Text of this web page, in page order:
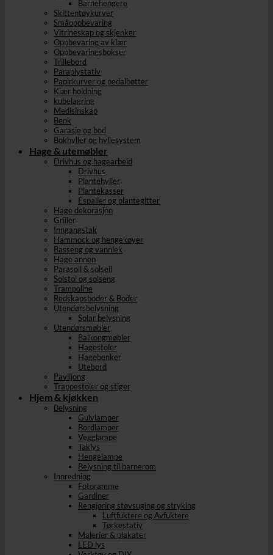
Barnehengere
Skittentøykurver
Småoppbevaring
Vitrineskap og skjenker
Oppbevaring av klær
Oppbevaringsbokser
Trillebord
Paraplystativ
Papirkurver og pedalbøtter
Klær holdning
kubelagring
Medisinskap
Benk
Garasje og bod
Bokhyller og hyllesystem
Hage & utemøbler
Drivhus og hagearbeid
Drivhus
Plantehyller
Plantekasser
Espalier og plantegitter
Hage dekorasjon
Griller
Inngangstak
Hammock og hengekøyer
Basseng og vannlek
Hage annen
Parasoll & solseil
Solstol og solseng
Trampoline
Redskapsboder & Boder
Utendørsbelysning
Solar belysning
Utendørsmøbler
Balkongmøbler
Hagestoler
Hagebenker
Utebord
Paviljong
Trappestoler og stiger
Hjem & kjøkken
Belysning
Gulvlamper
Bordlamper
Vegglampe
Taklys
Hengelampe
Belysning til barnerom
Innredning
Fotoramme
Gardiner
Rengjøring støvsuging og stryking
Luftfuktere og Avfuktere
Tørkestativ
Malerier & plakater
LED lys